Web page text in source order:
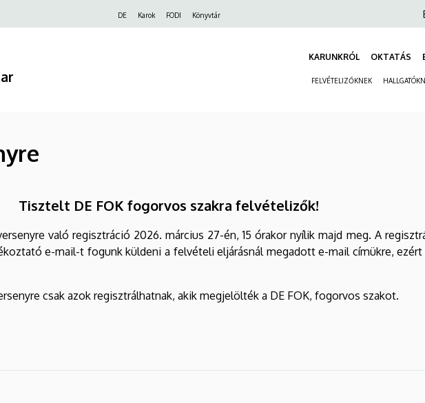
DE Karok FODI Könyvtár
KARUNKRÓL OKTATÁS
FELVÉTELIZŐKNEK
Tisztelt DE FOK fogorvos szakra felvételizők!
való regisztráció 2026. március 27-én, 15 órakor nyílik majd meg. A
e-mail-t fogunk küldeni a felvételi eljárásnál megadott e-mail címükre,
csak azok regisztrálhatnak, akik megjelölték a DE FOK, fogorvos szakot.